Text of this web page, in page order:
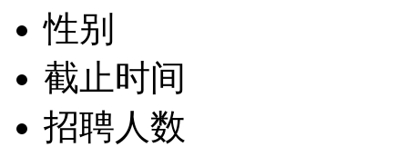
性别
截止时间
招聘人数